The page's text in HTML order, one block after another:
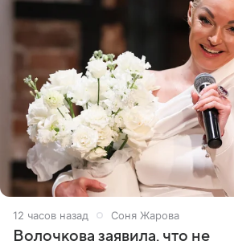
12 часов назад Соня Жарова
Волочкова заявила, что не